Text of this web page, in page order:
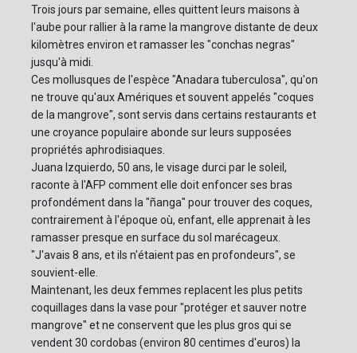
Trois jours par semaine, elles quittent leurs maisons à
l'aube pour rallier à la rame la mangrove distante de deux
kilomètres environ et ramasser les "conchas negras"
jusqu'à midi.
Ces mollusques de l'espèce "Anadara tuberculosa", qu'on
ne trouve qu'aux Amériques et souvent appelés "coques
de la mangrove", sont servis dans certains restaurants et
une croyance populaire abonde sur leurs supposées
propriétés aphrodisiaques.
Juana Izquierdo, 50 ans, le visage durci par le soleil,
raconte à l'AFP comment elle doit enfoncer ses bras
profondément dans la "ñanga" pour trouver des coques,
contrairement à l'époque où, enfant, elle apprenait à les
ramasser presque en surface du sol marécageux.
"J'avais 8 ans, et ils n'étaient pas en profondeurs", se
souvient-elle.
Maintenant, les deux femmes replacent les plus petits
coquillages dans la vase pour "protéger et sauver notre
mangrove" et ne conservent que les plus gros qui se
vendent 30 cordobas (environ 80 centimes d'euros) la